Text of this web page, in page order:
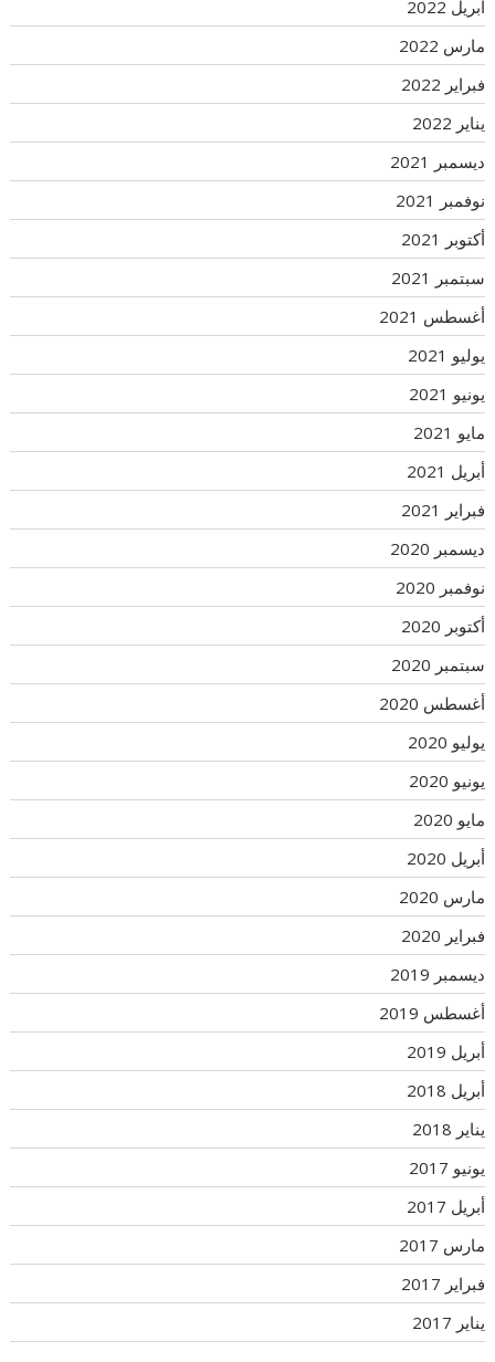
أبريل 2022
مارس 2022
فبراير 2022
يناير 2022
ديسمبر 2021
نوفمبر 2021
أكتوبر 2021
سبتمبر 2021
أغسطس 2021
يوليو 2021
يونيو 2021
مايو 2021
أبريل 2021
فبراير 2021
ديسمبر 2020
نوفمبر 2020
أكتوبر 2020
سبتمبر 2020
أغسطس 2020
يوليو 2020
يونيو 2020
مايو 2020
أبريل 2020
مارس 2020
فبراير 2020
ديسمبر 2019
أغسطس 2019
أبريل 2019
أبريل 2018
يناير 2018
يونيو 2017
أبريل 2017
مارس 2017
فبراير 2017
يناير 2017